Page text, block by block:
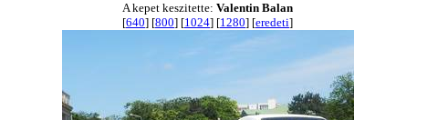
A kepet keszitette: Valentin Balan
[640] [800] [1024] [1280] [eredeti]